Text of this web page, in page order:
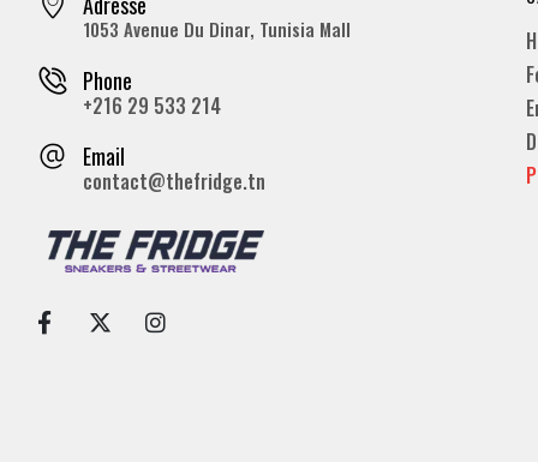
1053 Avenue Du Dinar, Tunisia Mall
Phone
+216 29 533 214
Email
contact@thefridge.tn